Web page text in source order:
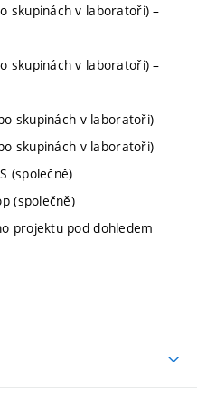
skupinách v laboratoři) –
skupinách v laboratoři) –
skupinách v laboratoři)
skupinách v laboratoři)
(společně)
(společně)
projektu pod dohledem